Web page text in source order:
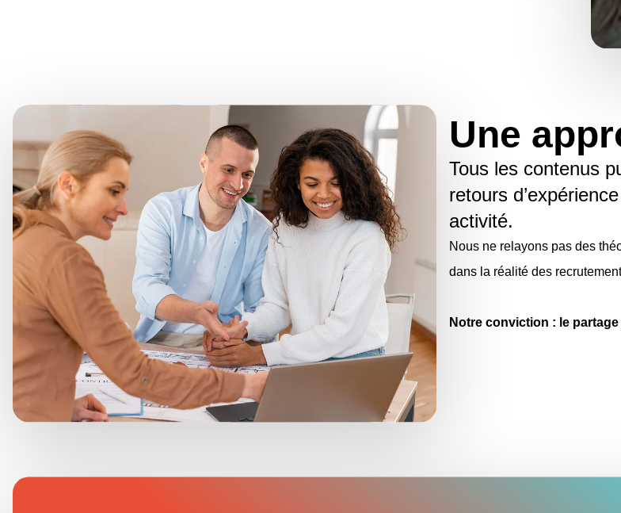
Une
Tous les contenus
retours
activité.
Nous ne relayons pas des
dans la réalité des
Notre conviction : le